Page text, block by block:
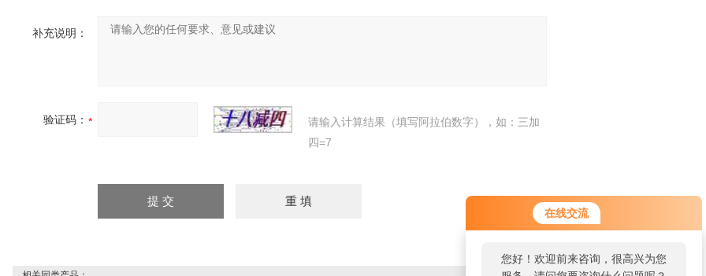
在线交流
您好！欢迎前来咨询，很高兴为您
补充说明：
验证码：
请输入计算结果（填写阿拉伯数字），如：三加
四=7